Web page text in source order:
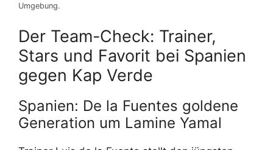
Umgebung.
Der Team-Check: Trainer,
Stars und Favorit bei Spanien
gegen Kap Verde
Spanien: De la Fuentes goldene
Generation um Lamine Yamal